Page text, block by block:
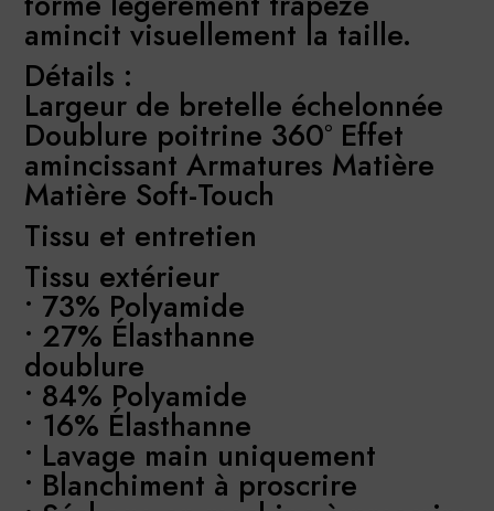
amincit visuellement la taille.
Détails :
Largeur de bretelle échelonnée
Doublure poitrine 360° Effet
amincissant Armatures Matière
Matière Soft-Touch
Tissu et entretien
Tissu extérieur
• 73% Polyamide
• 27% Élasthanne
doublure
• 84% Polyamide
• 16% Élasthanne
• Lavage main uniquement
• Blanchiment à proscrire